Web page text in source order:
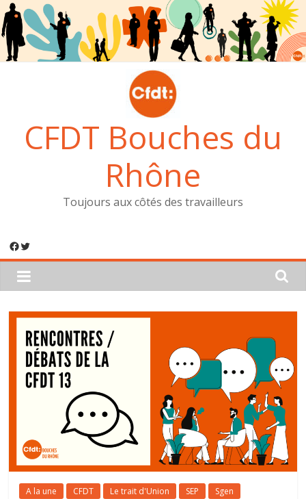
Passer
au
contenu
CFDT Bouches du
Rhône
Toujours aux côtés des travailleurs
Facebook
Twitter
A la une CFDT Le trait d'Union SEP Sgen